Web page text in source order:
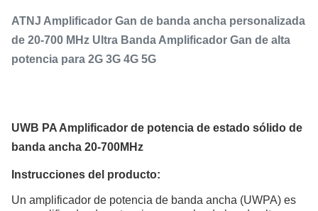
ATNJ Amplificador Gan de banda ancha personalizada
de 20-700 MHz Ultra Banda Amplificador Gan de alta
potencia para 2G 3G 4G 5G
UWB PA Amplificador de potencia de estado sólido de
banda ancha 20-700MHz
Instrucciones del producto:
Un amplificador de potencia de banda ancha (UWPA) es